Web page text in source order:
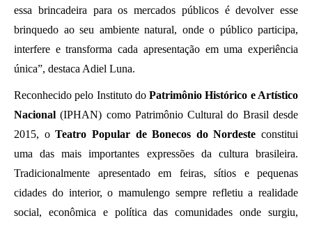
essa brincadeira para os mercados públicos é devolver esse
brinquedo ao seu ambiente natural, onde o público participa,
interfere e transforma cada apresentação em uma experiência
única”, destaca Adiel Luna.
Reconhecido pelo Instituto do Patrimônio Histórico e Artístico
Nacional (IPHAN) como Patrimônio Cultural do Brasil desde
2015, o Teatro Popular de Bonecos do Nordeste constitui
uma das mais importantes expressões da cultura brasileira.
Tradicionalmente apresentado em feiras, sítios e pequenas
cidades do interior, o mamulengo sempre refletiu a realidade
social, econômica e política das comunidades onde surgiu,